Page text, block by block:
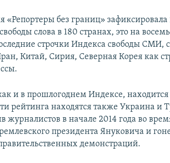
«Репортеры без границ» зафиксировала
слова в 180 странах, это на
строчки Индекса свободы СМИ,
Китай, Сирия, Северная Корея как
и в прошлогоднем Индексе,
рейтинга находятся также Украина и
журналистов в начале 2014 года во
президента Януковича и
демонстраций.